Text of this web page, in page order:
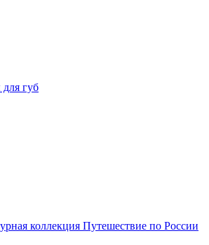
губ
коллекция Путешествие по России